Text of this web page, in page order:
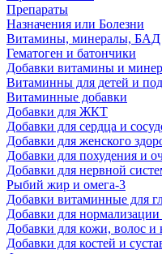
Препараты
Назначения или Болезни
Витамины, минералы, БАД
Гематоген и батончики
Добавки витамины и
Витаминны для детей и
Витаминные добавки
Добавки для ЖКТ
Добавки для сердца и
Добавки для женского
Добавки для похудения и
Добавки для нервной
Рыбий жир и омега-3
Добавки витаминные для
Добавки для
Добавки для кожи, волос и
Добавки для костей и